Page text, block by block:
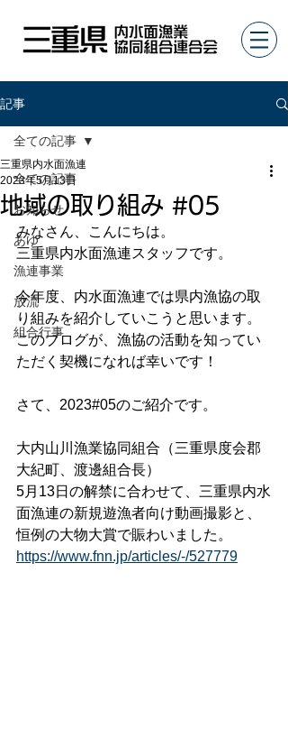
記事
全ての記事
お知らせ
あゆ
漁連事業
放流
組合行事
全ての記事
地域の取り組み #05
三重県内水面漁連
2023年5月13日
みなさん、こんにちは。
三重県内水面漁連スタッフです。
今年度、内水面漁連では県内漁協の取
り組みを紹介していこうと思います。
このブログが、漁協の活動を知ってい
ただく契機になれば幸いです！
さて、2023#05のご紹介です。
大内山川漁業協同組合（三重県度会郡
大紀町、渡邊組合長）
5月13日の解禁に合わせて、三重県内水
面漁連の新規遊漁者向け動画撮影と、
恒例の大物大賞で賑わいました。
https://www.fnn.jp/articles/-/527779